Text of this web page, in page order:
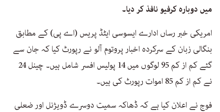
میں دوبارہ کرفیو نافذ کر دیا۔
امریکی خبر رساں ادارے ایسوسی ایٹڈ پریس (اے پی) کے مطابق
بنگالی زبان کے سرکردہ اخبار پروتوم آلو نے رپورٹ کیا کہ جان سے
گئے کم از کم 95 لوگوں میں 14 پولیس افسر شامل ہیں۔ چینل 24
نے کم از کم 85 اموات رپورٹ کی ہیں۔
فوج نے اعلان کیا ہے کہ ڈھاکہ سمیت دوسرے ڈویژنل اور ضعلی